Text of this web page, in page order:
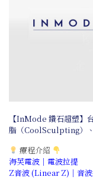
【InMode 鑽石超塑】
脂（CoolSculpting）、
療程介紹
海芙電波｜電波拉提
Z音波 (Linear Z)｜音